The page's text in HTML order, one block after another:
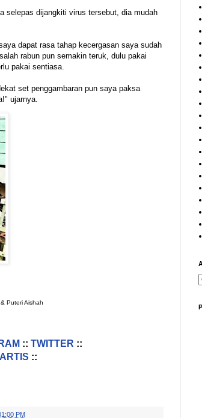
selepas dijangkiti virus tersebut, dia mudah
dapat rasa tahap kecergasan saya sudah
rabun pun semakin teruk, dulu pakai
pakai sentiasa.
set penggambaran pun saya paksa
ujarnya.
Puteri Aishah
:: TWITTER ::
::
PM